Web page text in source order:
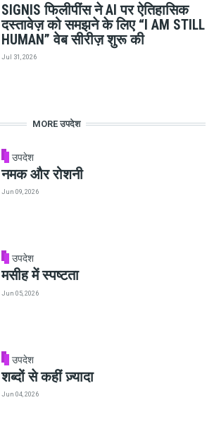
SIGNIS फिलीपींस ने AI पर ऐतिहासिक
दस्तावेज़ को समझने के लिए “I AM STILL
HUMAN” वेब सीरीज़ शुरू की
Jul 31, 2026
MORE उपदेश
उपदेश
नमक और रोशनी
Jun 09, 2026
उपदेश
मसीह में स्पष्टता
Jun 05, 2026
उपदेश
शब्दों से कहीं ज़्यादा
Jun 04, 2026